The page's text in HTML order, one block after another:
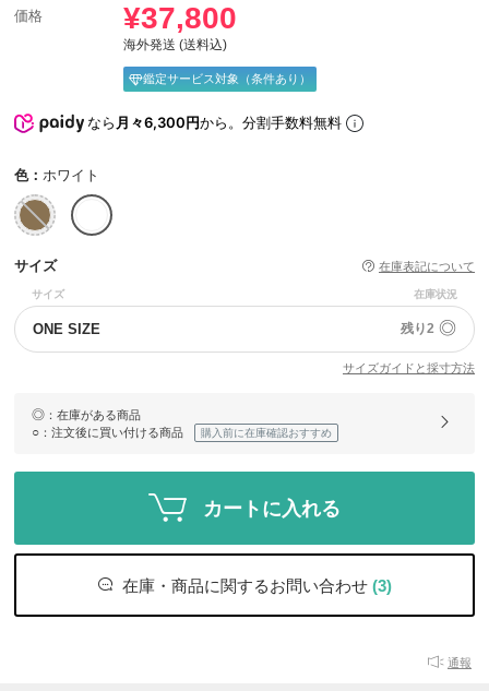
価格 ¥37,800
海外発送 (送料込)
鑑定サービス対象（条件あり）
なら月々6,300円から。分割手数料無料
色： ホワイト
サイズ 在庫表記について
サイズ 在庫状況
ONE SIZE 残り2 ◎
サイズガイドと採寸方法
◎ ：在庫がある商品
○ ：注文後に買い付ける商品 購入前に在庫確認おすすめ
カートに入れる
在庫・商品に関するお問い合わせ (3)
通報